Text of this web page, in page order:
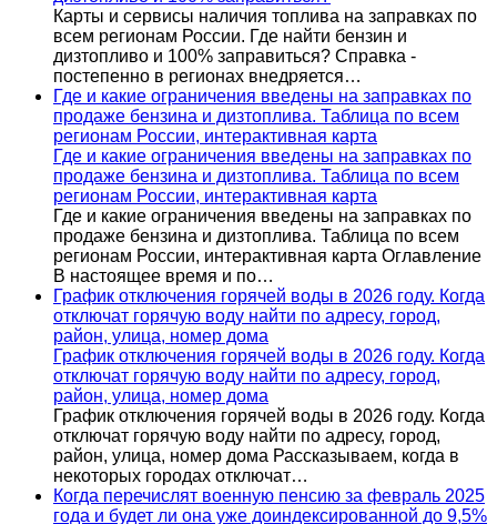
Карты и сервисы наличия топлива на заправках по
всем регионам России. Где найти бензин и
дизтопливо и 100% заправиться? Справка -
постепенно в регионах внедряется…
Где и какие ограничения введены на заправках по
продаже бензина и дизтоплива. Таблица по всем
регионам России, интерактивная карта
Где и какие ограничения введены на заправках по
продаже бензина и дизтоплива. Таблица по всем
регионам России, интерактивная карта
Где и какие ограничения введены на заправках по
продаже бензина и дизтоплива. Таблица по всем
регионам России, интерактивная карта Оглавление
В настоящее время и по…
График отключения горячей воды в 2026 году. Когда
отключат горячую воду найти по адресу, город,
район, улица, номер дома
График отключения горячей воды в 2026 году. Когда
отключат горячую воду найти по адресу, город,
район, улица, номер дома
График отключения горячей воды в 2026 году. Когда
отключат горячую воду найти по адресу, город,
район, улица, номер дома Рассказываем, когда в
некоторых городах отключат…
Когда перечислят военную пенсию за февраль 2025
года и будет ли она уже доиндексированной до 9,5%